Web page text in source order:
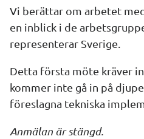
Vi berättar om arbetet
en inblick i de
representerar Sverige.
Detta första möte kräver
kommer inte gå in på
föreslagna tekniska
Anmälan är stängd.